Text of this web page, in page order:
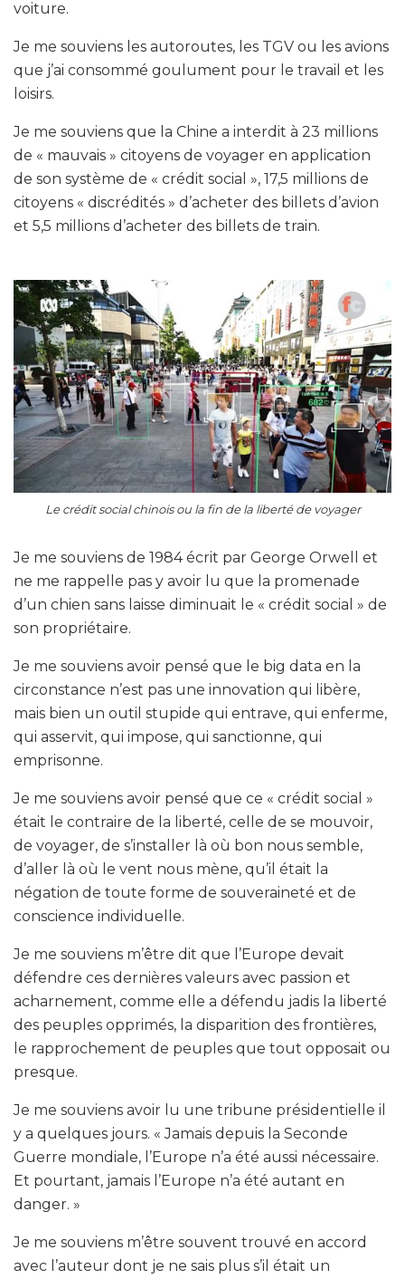
voiture.
Je me souviens les autoroutes, les TGV ou les avions
que j’ai consommé goulument pour le travail et les
loisirs.
Je me souviens que la Chine a interdit à 23 millions
de « mauvais » citoyens de voyager en application
de son système de « crédit social », 17,5 millions de
citoyens « discrédités » d’acheter des billets d’avion
et 5,5 millions d’acheter des billets de train.
Le crédit social chinois ou la fin de la liberté de voyager
Je me souviens de 1984 écrit par George Orwell et
ne me rappelle pas y avoir lu que la promenade
d’un chien sans laisse diminuait le « crédit social » de
son propriétaire.
Je me souviens avoir pensé que le big data en la
circonstance n’est pas une innovation qui libère,
mais bien un outil stupide qui entrave, qui enferme,
qui asservit, qui impose, qui sanctionne, qui
emprisonne.
Je me souviens avoir pensé que ce « crédit social »
était le contraire de la liberté, celle de se mouvoir,
de voyager, de s’installer là où bon nous semble,
d’aller là où le vent nous mène, qu’il était la
négation de toute forme de souveraineté et de
conscience individuelle.
Je me souviens m’être dit que l’Europe devait
défendre ces dernières valeurs avec passion et
acharnement, comme elle a défendu jadis la liberté
des peuples opprimés, la disparition des frontières,
le rapprochement de peuples que tout opposait ou
presque.
Je me souviens avoir lu une tribune présidentielle il
y a quelques jours. « Jamais depuis la Seconde
Guerre mondiale, l’Europe n’a été aussi nécessaire.
Et pourtant, jamais l’Europe n’a été autant en
danger. »
Je me souviens m’être souvent trouvé en accord
avec l’auteur dont je ne sais plus s’il était un